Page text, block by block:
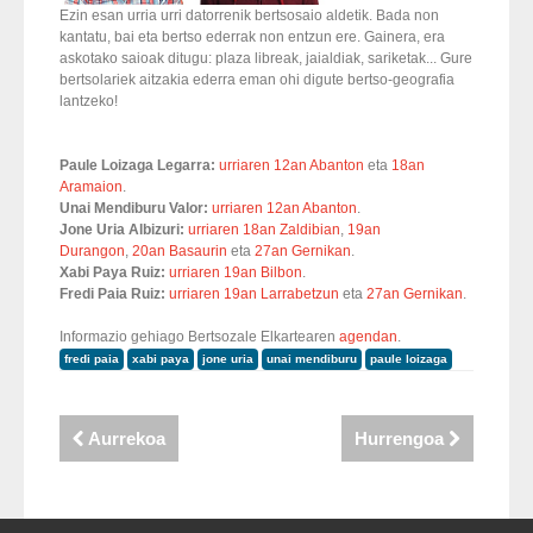
Ezin esan urria urri datorrenik bertsosaio aldetik. Bada non
kantatu, bai eta bertso ederrak non entzun ere. Gainera, era
askotako saioak ditugu: plaza libreak, jaialdiak, sariketak... Gure
bertsolariek aitzakia ederra eman ohi digute bertso-geografia
lantzeko!
Paule Loizaga Legarra: urriaren 12an Abanton eta 18an
Aramaion
Unai Mendiburu Valor: urriaren 12an Abanton
Jone Uria Albizuri: urriaren 18an Zaldibian 19an
Durangon 20an Basaurin eta 27an Gernikan
Xabi Paya Ruiz: urriaren 19an Bilbon
Fredi Paia Ruiz: urriaren 19an Larrabetzun eta 27an Gernikan
Informazio gehiago Bertsozale Elkartearen agendan
fredi paia xabi paya jone uria unai mendiburu paule loizaga
Aurrekoa Hurrengoa